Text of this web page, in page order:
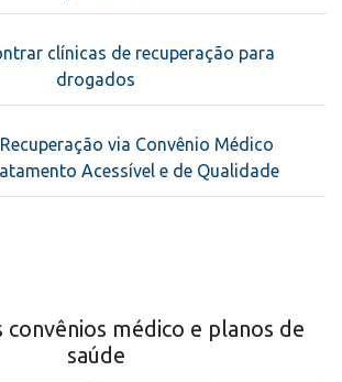
clínicas de recuperação para
drogados
via Convênio Médico
Acessível e de Qualidade
médico e planos de
saúde